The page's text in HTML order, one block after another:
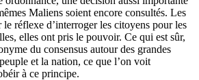
Maliens soient encore consultés. Les
réflexe d’interroger les citoyens pour les
elles ont pris le pouvoir. Ce qui est sûr,
du consensus autour des grandes
et la nation, ce que l’on voit
à ce principe.